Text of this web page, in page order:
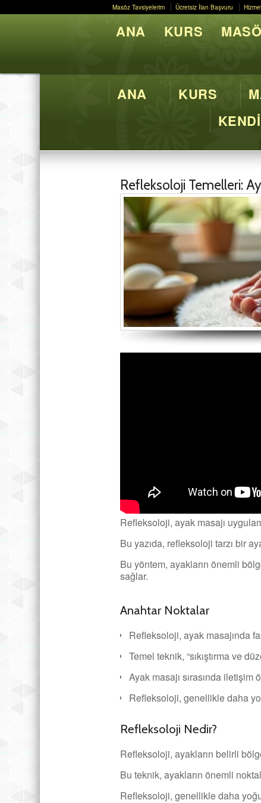
Masöz Tavsiyelerim Ücretsiz İlan Başvuru
Butik
ANA KURS
Refleksoloji Temelleri:
Refleksoloji, ayak masajı
Bu yazıda, refleksoloji tarzı bir
Bu yöntem, ayakların önemli
sağlar.
Anahtar Noktalar
Refleksoloji, ayak masajında
Temel teknik, “sıkıştırma ve
Ayak masajı sırasında iletişim
Refleksoloji, genellikle daha
Refleksoloji Nedir?
Refleksoloji, ayakların belirli
Bu teknik, ayakların önemli
Refleksoloji, genellikle daha
Masöz Tavsiyelerim Ücretsiz İlan Başvuru
ANA KURS